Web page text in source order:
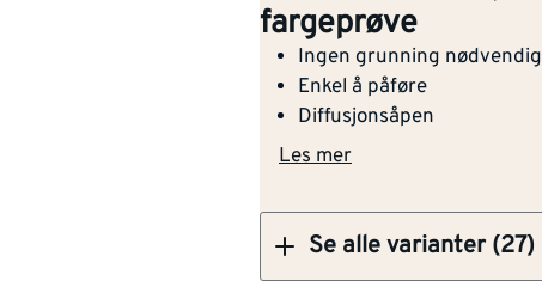
fargeprøve
Ingen grunning nødvendig
Enkel å påføre
Diffusjonsåpen
Les mer
Se alle varianter (27)
Dekorvoks intensiv 3186
liter Snø matt